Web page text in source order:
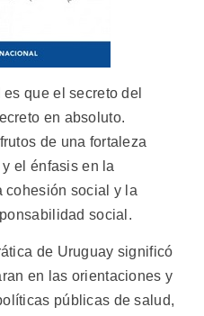
que el secreto del
en absoluto.
de una fortaleza
el énfasis en la
cohesión social y la
social.
de Uruguay significó
en las orientaciones y
públicas de salud,